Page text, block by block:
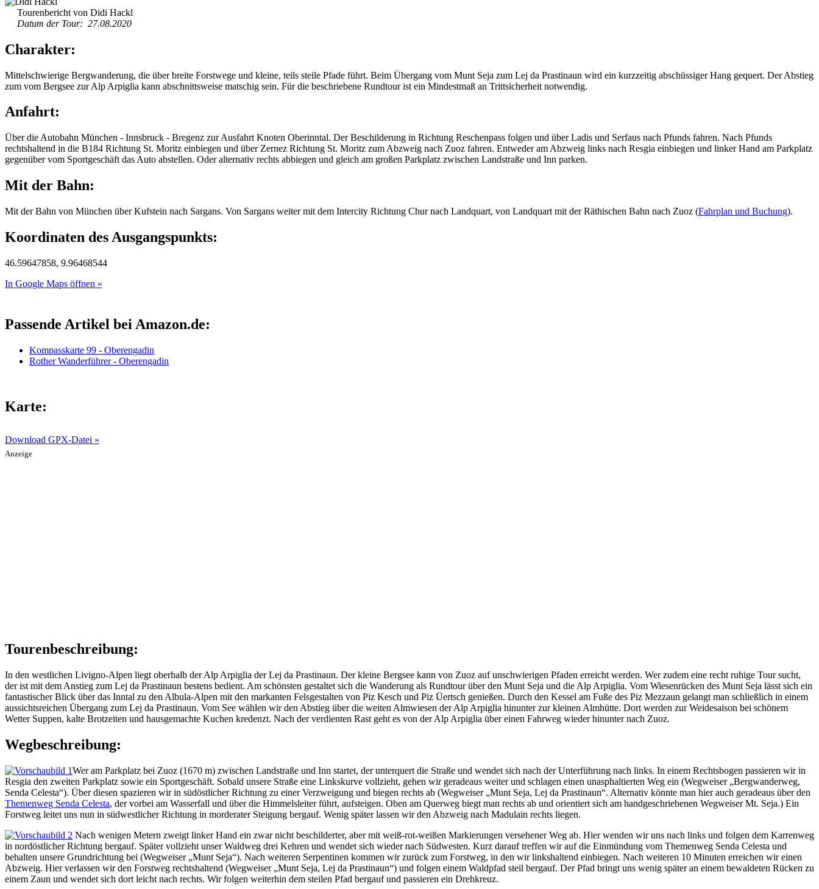
Tourenbericht von Didi Hackl
Datum der Tour: 27.08.2020
Charakter:
Mittelschwierige Bergwanderung, die über breite Forstwege und kleine, teils steile Pfade führt. Beim Übergang vom Munt Seja zum Lej da Prastinaun wird ein kurzzeitig abschüssiger Hang gequert. Der Abstieg
zum vom Bergsee zur Alp Arpiglia kann abschnittsweise matschig sein. Für die beschriebene Rundtour ist ein Mindestmaß an Trittsicherheit notwendig.
Anfahrt:
Über die Autobahn München - Innsbruck - Bregenz zur Ausfahrt Knoten Oberinntal. Der Beschilderung in Richtung Reschenpass folgen und über Ladis und Serfaus nach Pfunds fahren. Nach Pfunds
rechtshaltend in die B184 Richtung St. Moritz einbiegen und über Zernez Richtung St. Moritz zum Abzweig nach Zuoz fahren. Entweder am Abzweig links nach Resgia einbiegen und linker Hand am Parkplatz
gegenüber vom Sportgeschäft das Auto abstellen. Oder alternativ rechts abbiegen und gleich am großen Parkplatz zwischen Landstraße und Inn parken.
Mit der Bahn:
Mit der Bahn von München über Kufstein nach Sargans. Von Sargans weiter mit dem Intercity Richtung Chur nach Landquart, von Landquart mit der Räthischen Bahn nach Zuoz (Fahrplan und Buchung).
Koordinaten des Ausgangspunkts:
46.59647858, 9.96468544
In Google Maps öffnen »
Passende Artikel bei Amazon.de:
Kompasskarte 99 - Oberengadin
Rother Wanderführer - Oberengadin
Karte:
Download GPX-Datei »
Anzeige
Tourenbeschreibung:
In den westlichen Livigno-Alpen liegt oberhalb der Alp Arpiglia der Lej da Prastinaun. Der kleine Bergsee kann von Zuoz auf unschwierigen Pfaden erreicht werden. Wer zudem eine recht ruhige Tour sucht,
der ist mit dem Anstieg zum Lej da Prastinaun bestens bedient. Am schönsten gestaltet sich die Wanderung als Rundtour über den Munt Seja und die Alp Arpiglia. Vom Wiesenrücken des Munt Seja lässt sich ein
fantastischer Blick über das Inntal zu den Albula-Alpen mit den markanten Felsgestalten von Piz Kesch und Piz Üertsch genießen. Durch den Kessel am Fuße des Piz Mezzaun gelangt man schließlich in einem
aussichtsreichen Übergang zum Lej da Prastinaun. Vom See wählen wir den Abstieg über die weiten Almwiesen der Alp Arpiglia hinunter zur kleinen Almhütte. Dort werden zur Weidesaison bei schönem
Wetter Suppen, kalte Brotzeiten und hausgemachte Kuchen kredenzt. Nach der verdienten Rast geht es von der Alp Arpiglia über einen Fahrweg wieder hinunter nach Zuoz.
Wegbeschreibung:
Wer am Parkplatz bei Zuoz (1670 m) zwischen Landstraße und Inn startet, der unterquert die Straße und wendet sich nach der Unterführung nach links. In einem Rechtsbogen passieren wir in
Resgia den zweiten Parkplatz sowie ein Sportgeschäft. Sobald unsere Straße eine Linkskurve vollzieht, gehen wir geradeaus weiter und schlagen einen unasphaltierten Weg ein (Wegweiser „Bergwanderweg,
Senda Celesta“). Über diesen spazieren wir in südöstlicher Richtung zu einer Verzweigung und biegen rechts ab (Wegweiser „Munt Seja, Lej da Prastinaun“. Alternativ könnte man hier auch geradeaus über den
Themenweg Senda Celesta, der vorbei am Wasserfall und über die Himmelsleiter führt, aufsteigen. Oben am Querweg biegt man rechts ab und orientiert sich am handgeschriebenen Wegweiser Mt. Seja.) Ein
Forstweg leitet uns nun in südwestlicher Richtung in morderater Steigung bergauf. Wenig später lassen wir den Abzweig nach Madulain rechts liegen.
Nach wenigen Metern zweigt linker Hand ein zwar nicht beschilderter, aber mit weiß-rot-weißen Markierungen versehener Weg ab. Hier wenden wir uns nach links und folgen dem Karrenweg
in nordöstlicher Richtung bergauf. Später vollzieht unser Waldweg drei Kehren und wendet sich wieder nach Südwesten. Kurz darauf treffen wir auf die Einmündung vom Themenweg Senda Celesta und
behalten unsere Grundrichtung bei (Wegweiser „Munt Seja“). Nach weiteren Serpentinen kommen wir zurück zum Forstweg, in den wir linkshaltend einbiegen. Nach weiteren 10 Minuten erreichen wir einen
Abzweig. Hier verlassen wir den Forstweg rechtshaltend (Wegweiser „Munt Seja, Lej da Prastinaun“) und folgen einem Waldpfad steil bergauf. Der Pfad bringt uns wenig später an einem bewaldeten Rücken zu
einem Zaun und wendet sich dort leicht nach rechts. Wir folgen weiterhin dem steilen Pfad bergauf und passieren ein Drehkreuz.